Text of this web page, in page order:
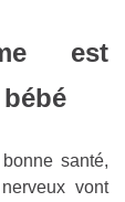
est
santé,
vont